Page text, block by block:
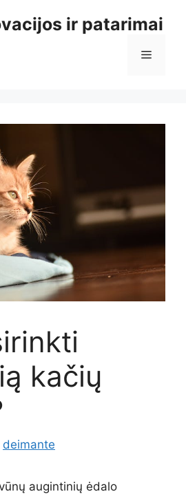
ir patarimai
Meniu
kačių
deimante
augintinių ėdalo